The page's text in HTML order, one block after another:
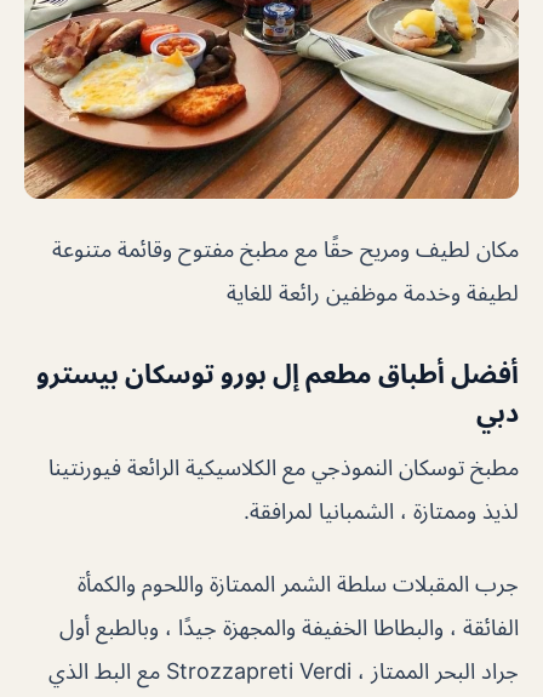
مكان لطيف ومريح حقًا مع مطبخ مفتوح وقائمة متنوعة
لطيفة وخدمة موظفين رائعة للغاية
أفضل أطباق مطعم إل بورو توسكان بيسترو
دبي
مطبخ توسكان النموذجي مع الكلاسيكية الرائعة فيورنتينا
لذيذ وممتازة ، الشمبانيا لمرافقة.
جرب المقبلات سلطة الشمر الممتازة واللحوم والكمأة
الفائقة ، والبطاطا الخفيفة والمجهزة جيدًا ، وبالطبع أول
جراد البحر الممتاز ، Strozzapreti Verdi مع البط الذي